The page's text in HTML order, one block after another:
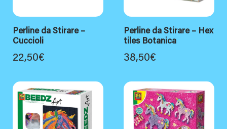
Perline da Stirare –
Cuccioli
22,50€
Perline da Stirare – Hex
tiles Botanica
38,50€